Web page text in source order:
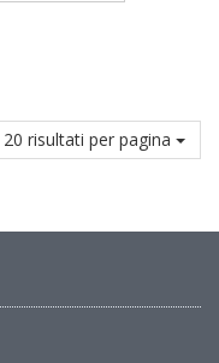
20 risultati per pagina